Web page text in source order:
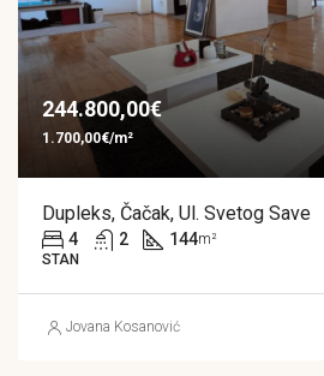
244.800,00€
1.700,00€/m²
Dupleks, Čačak, Ul. Svetog Save
4 2 144m²
STAN
Jovana Kosanović